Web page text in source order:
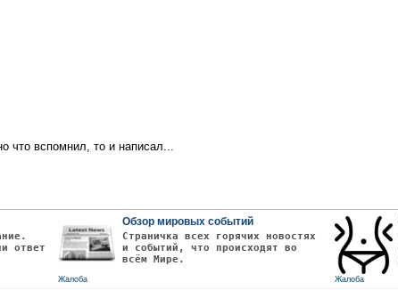
что вспомнил, то и написал...
ответ
Обзор мировых событий
Страничка всех горячих новостях
и событий, что происходят во
всём Мире.
Жалоба Жалоба